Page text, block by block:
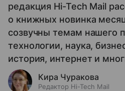
редакция Hi-Tech Mail
о книжных новинка
созвучны темам нашего
технологии, наука,
история, интернет и
Кира Чуракова
Редактор Hi-Tech Mail